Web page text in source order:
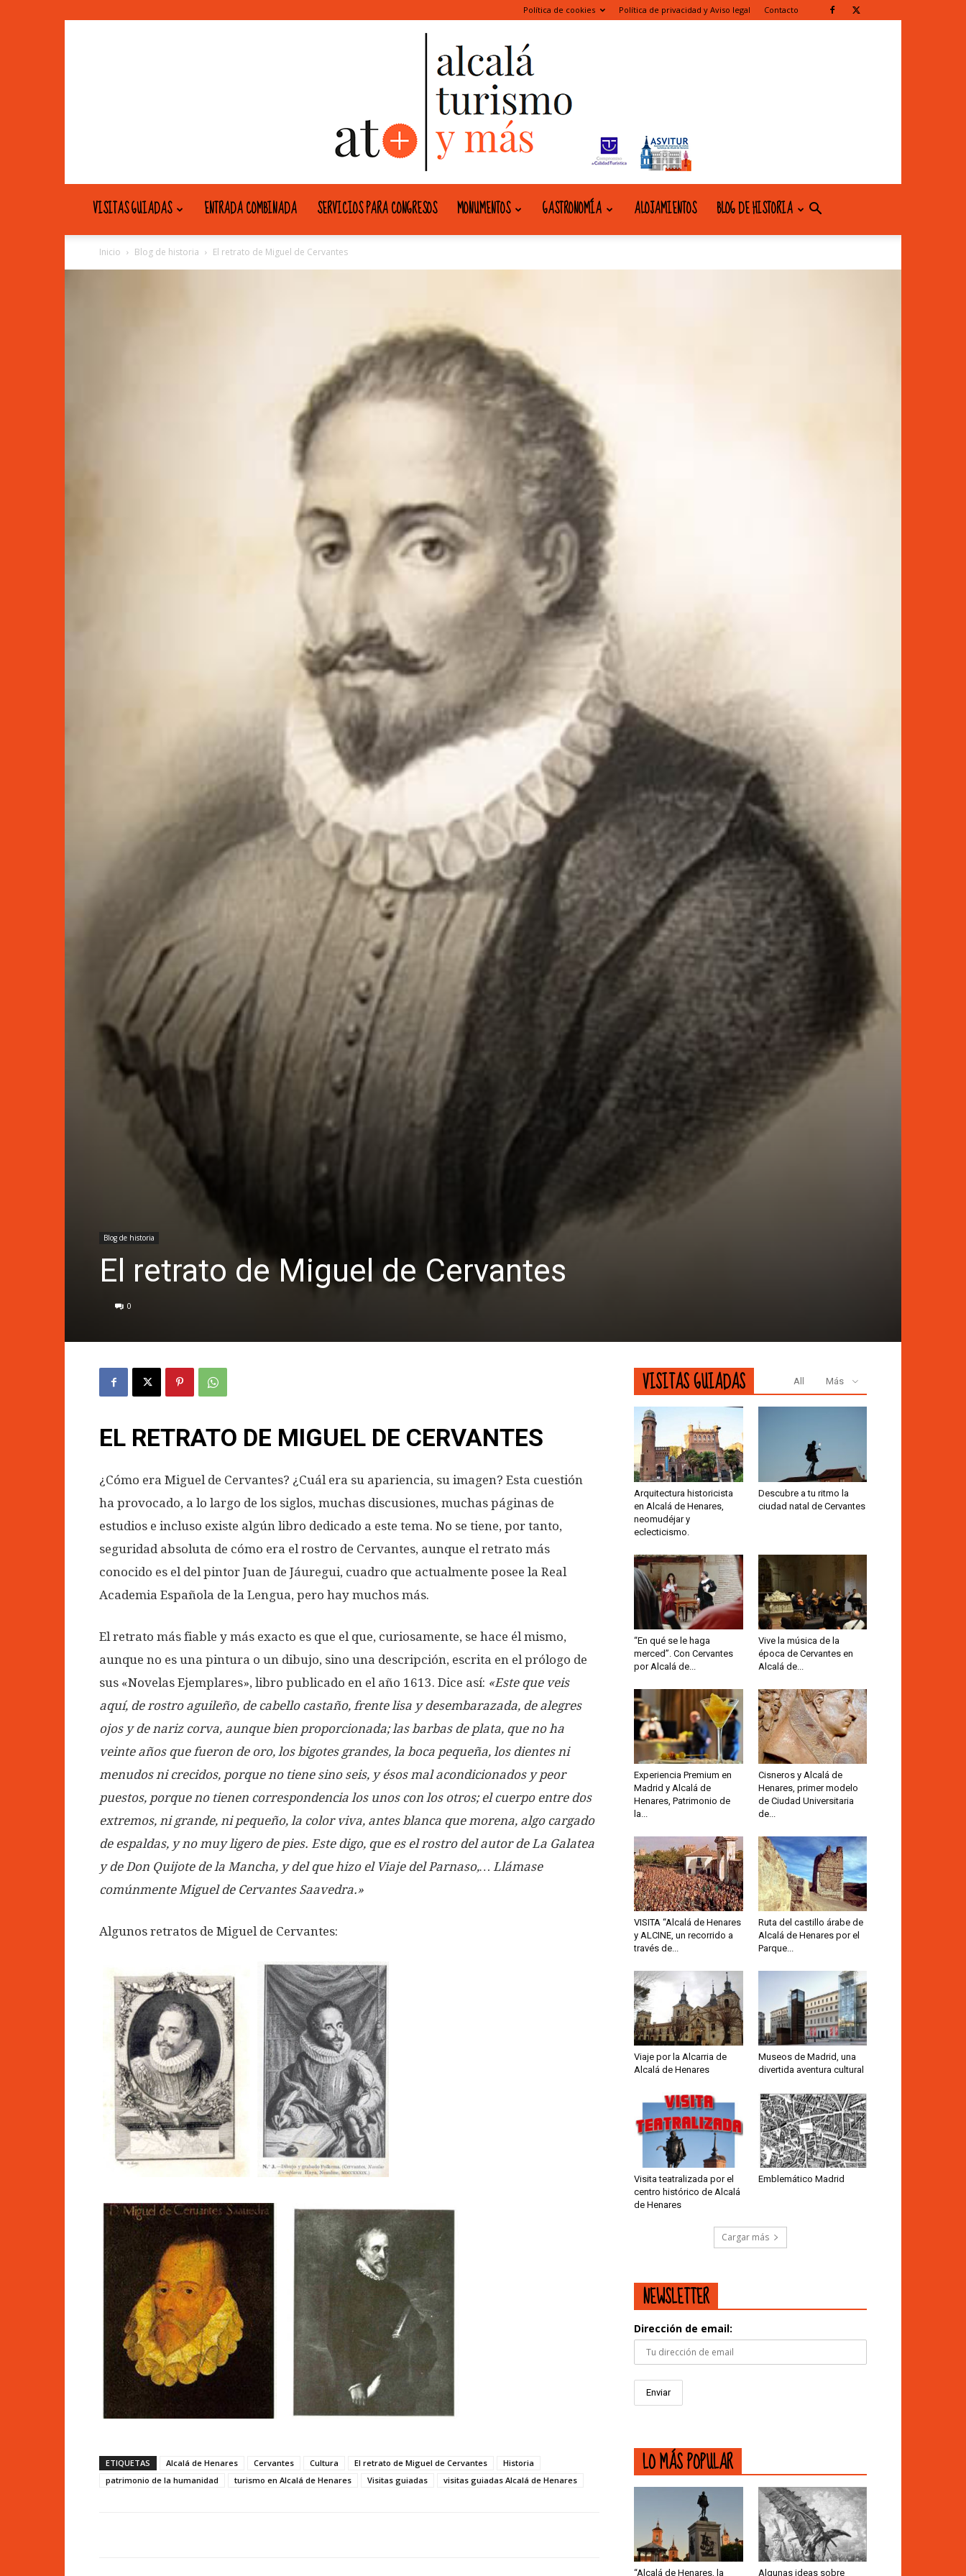
Política de cookies Política de privacidad y Aviso legal Contacto
VISITAS GUIADAS ENTRADA COMBINADA SERVICIOS PARA CONGRESOS MONUMENTOS GASTRONOMÍA ALOJAMIENTOS BLOG DE HISTORIA
Inicio Blog de historia El retrato de Miguel de Cervantes
Blog de historia
El retrato de Miguel de Cervantes
0
EL RETRATO DE MIGUEL DE CERVANTES
¿Cómo era Miguel de Cervantes? ¿Cuál era su apariencia, su imagen? Esta cuestión
ha provocado, a lo largo de los siglos, muchas discusiones, muchas páginas de
estudios e incluso existe algún libro dedicado a este tema. No se tiene, por tanto,
seguridad absoluta de cómo era el rostro de Cervantes, aunque el retrato más
conocido es el del pintor Juan de Jáuregui, cuadro que actualmente posee la Real
Academia Española de la Lengua, pero hay muchos más.
El retrato más fiable y más exacto es que el que, curiosamente, se hace él mismo,
aunque no es una pintura o un dibujo, sino una descripción, escrita en el prólogo de
sus «Novelas Ejemplares», libro publicado en el año 1613. Dice así: «Este que veis
aquí, de rostro aguileño, de cabello castaño, frente lisa y desembarazada, de alegres
ojos y de nariz corva, aunque bien proporcionada; las barbas de plata, que no ha
veinte años que fueron de oro, los bigotes grandes, la boca pequeña, los dientes ni
menudos ni crecidos, porque no tiene sino seis, y ésos mal acondicionados y peor
puestos, porque no tienen correspondencia los unos con los otros; el cuerpo entre dos
extremos, ni grande, ni pequeño, la color viva, antes blanca que morena, algo cargado
de espaldas, y no muy ligero de pies. Este digo, que es el rostro del autor de La Galatea
y de Don Quijote de la Mancha, y del que hizo el Viaje del Parnaso,… Llámase
comúnmente Miguel de Cervantes Saavedra.»
Algunos retratos de Miguel de Cervantes:
ETIQUETAS Alcalá de Henares Cervantes Cultura El retrato de Miguel de Cervantes
Historia
patrimonio de la humanidad
turismo en Alcalá de Henares Visitas guiadas visitas guiadas Alcalá de Henares
VISITAS GUIADAS All Más
Arquitectura historicista
en Alcalá de Henares,
neomudéjar y
eclecticismo.
Descubre a tu ritmo la
ciudad natal de Cervantes
“En qué se le haga
merced”. Con Cervantes
por Alcalá de...
Vive la música de la
época de Cervantes en
Alcalá de...
Experiencia Premium en
Madrid y Alcalá de
Henares, Patrimonio de
la...
Cisneros y Alcalá de
Henares, primer modelo
de Ciudad Universitaria
de...
VISITA “Alcalá de Henares
y ALCINE, un recorrido a
través de...
Ruta del castillo árabe de
Alcalá de Henares por el
Parque...
Viaje por la Alcarria de
Alcalá de Henares
Museos de Madrid, una
divertida aventura cultural
Visita teatralizada por el
centro histórico de Alcalá
de Henares
Emblemático Madrid
Cargar más
NEWSLETTER
Dirección de email:
LO MÁS POPULAR
“Alcalá de Henares, la Algunas ideas sobre